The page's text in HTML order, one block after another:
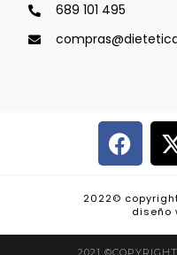
689 101 495
2022©
diseño
2021